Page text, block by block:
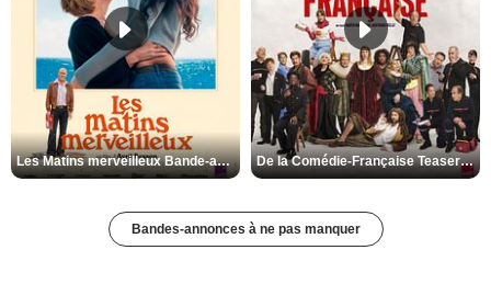
Les Matins merveilleux Bande-annonce VF De la Comédie-Française Teaser VF
Bandes-annonces à ne pas manquer